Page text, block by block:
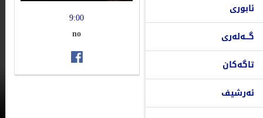
ئابوری
گـــەلەری
تاگەکان
ئەرشیف
9:00
no